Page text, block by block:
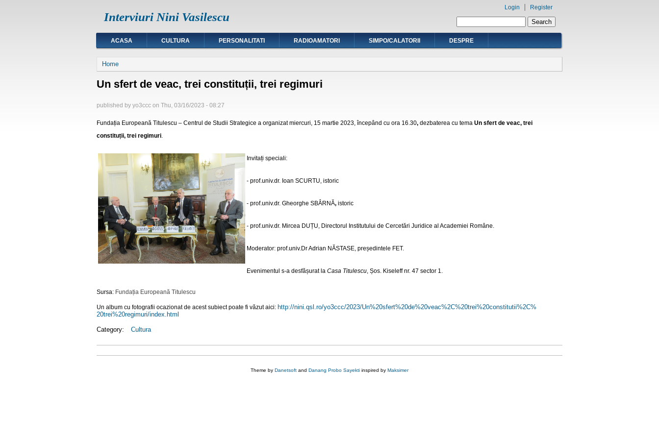
Interviuri Nini Vasilescu
Login Register
ACASA CULTURA PERSONALITATI RADIOAMATORI SIMPO/CALATORII DESPRE
You are here
Home
Un sfert de veac, trei constituții, trei regimuri
published by yo3ccc on Thu, 03/16/2023 - 08:27
Fundația Europeană Titulescu – Centrul de Studii Strategice a organizatmiercuri, 15 martie 2023, începând cu ora 16.30, dezbaterea cu tema Un sfert de veac, trei
constituții, trei regimuri.
Invitați speciali:
- prof.univ.dr. Ioan SCURTU, istoric
- prof.univ.dr. Gheorghe SBÂRNĂ, istoric
- prof.univ.dr. Mircea DUȚU, Directorul Institutului de Cercetări Juridice al Academiei Române.
Moderator: prof.univ.Dr Adrian NĂSTASE, președintele FET.
Evenimentul s-a desfășurat la Casa Titulescu, Șos. Kiseleff nr. 47 sector 1.
Sursa: Fundația Europeană Titulescu
Un album cu fotografii ocazionat de acest subiect poate fi văzut aici: http://nini.qsl.ro/yo3ccc/2023/Un%20sfert%20de%20veac%2C%20trei%20constitutii%2C%
20trei%20regimuri/index.html
Category: Cultura
Theme by Danetsoft and Danang Probo Sayekti inspired by Maksimer